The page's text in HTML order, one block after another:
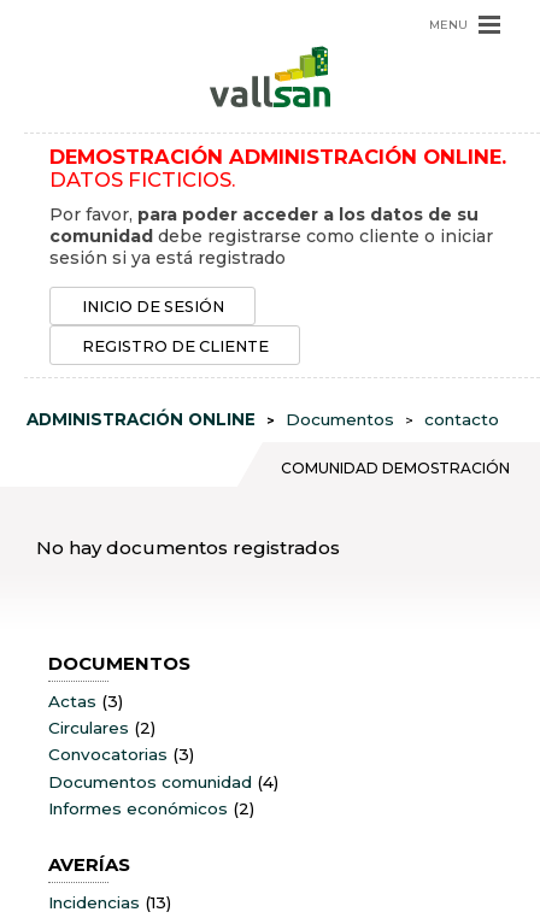
ADMINISTRACIÓN ONLINE
CONTACTO
USUARIO
DEMOSTRACIÓN ADMINISTRACIÓN ONLINE.
DATOS FICTICIOS.
Por favor, para poder acceder a los datos de su
comunidad debe registrarse como cliente o iniciar
sesión si ya está registrado
INICIO DE SESIÓN
REGISTRO DE CLIENTE
SOBRESCRIBIR
LA
ADMINISTRACIÓN ONLINE Documentos contacto
COMUNIDAD DEMOSTRACIÓN
No hay documentos registrados
DOCUMENTOS
Actas (3)
Circulares (2)
Convocatorias (3)
Documentos comunidad (4)
Informes económicos (2)
AVERÍAS
Incidencias (13)